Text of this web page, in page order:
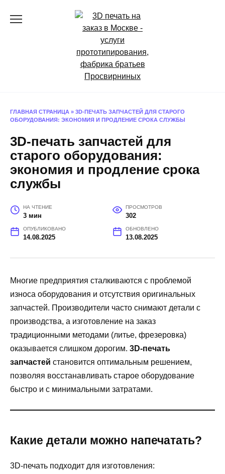
ГЛАВНАЯ СТРАНИЦА » 3D-ПЕЧАТЬ ЗАПЧАСТЕЙ ДЛЯ СТАРОГО
ОБОРУДОВАНИЯ: ЭКОНОМИЯ И ПРОДЛЕНИЕ СРОКА СЛУЖБЫ
3D-печать запчастей для
старого оборудования:
экономия и продление срока
службы
НА ЧТЕНИЕ
3 мин
ПРОСМОТРОВ
302
ОПУБЛИКОВАНО
14.08.2025
ОБНОВЛЕНО
13.08.2025
Многие предприятия сталкиваются с проблемой
износа оборудования и отсутствия оригинальных
запчастей. Производители часто снимают детали с
производства, а изготовление на заказ
традиционными методами (литье, фрезеровка)
оказывается слишком дорогим. 3D-печать
запчастей становится оптимальным решением,
позволяя восстанавливать старое оборудование
быстро и с минимальными затратами.
Какие детали можно напечатать?
3D-печать подходит для изготовления: